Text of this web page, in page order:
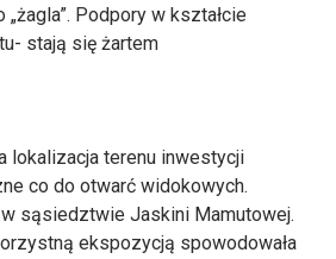
Podpory w kształcie
stają się żartem
lokalizacja terenu inwestycji
co do otwarć widokowych.
w sąsiedztwie Jaskini Mamutowej.
ekspozycją spowodowała